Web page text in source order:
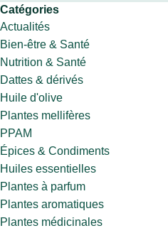
Catégories
Actualités
Bien-être & Santé
Nutrition & Santé
Dattes & dérivés
Huile d'olive
Plantes mellifères
PPAM
Épices & Condiments
Huiles essentielles
Plantes à parfum
Plantes aromatiques
Plantes médicinales